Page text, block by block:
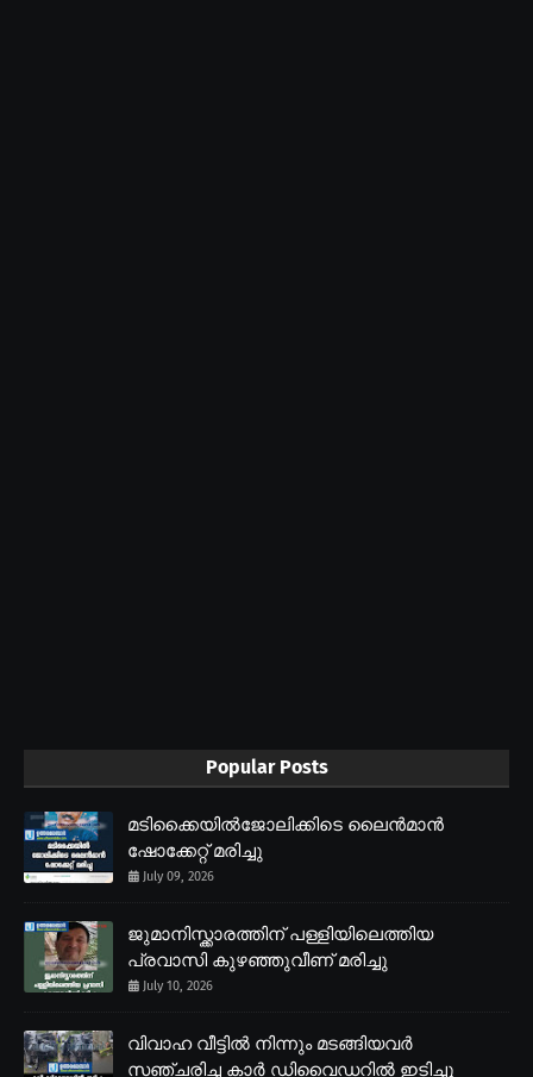
Popular Posts
മടിക്കൈയിൽജോലിക്കിടെ ലൈൻമാൻ
ഷോക്കേറ്റ് മരിച്ചു
July 09, 2026
ജുമാനിസ്ക്കാരത്തിന് പള്ളിയിലെത്തിയ
പ്രവാസി കുഴഞ്ഞുവീണ് മരിച്ചു
July 10, 2026
വിവാഹ വീട്ടിൽ നിന്നും മടങ്ങിയവർ
സഞ്ചരിച്ച കാർ ഡിവൈഡറിൽ ഇടിച്ചു